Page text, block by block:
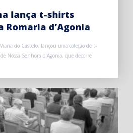
lança t-shirts
Romaria d’Agonia
do Castelo, lançou uma coleção de t-
Nossa Senhora d’Agonia, que decorre